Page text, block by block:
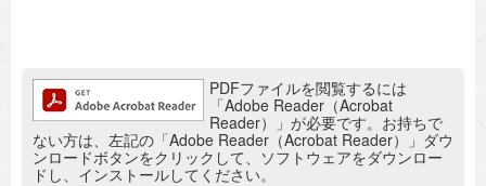
追加情報：PDFファイルPDFファイルを閲覧するには
「Adobe Reader（Acrobat
Reader）」が必要です。お持ちで
ない方は、左記の「Adobe Reader（Acrobat Reader）」ダウ
ンロードボタンをクリックして、ソフトウェアをダウンロー
ドし、インストールしてください。